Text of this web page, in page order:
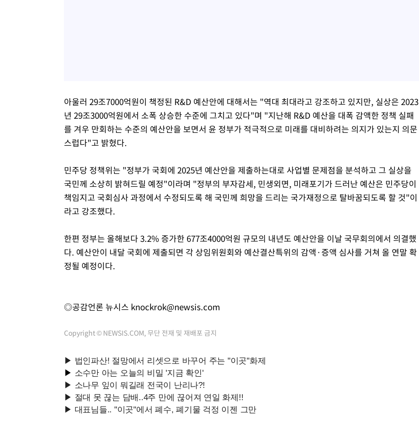
아울러 29조7000억원이 책정된 R&D 예산안에 대해서는 "역대 최대라고 강조하고 있지만, 실상은 2023
년 29조3000억원에서 소폭 상승한 수준에 그치고 있다"며 "지난해 R&D 예산을 대폭 감액한 정책 실패
를 겨우 만회하는 수준의 예산안을 보면서 윤 정부가 적극적으로 미래를 대비하려는 의지가 있는지 의문
스럽다"고 밝혔다.
민주당 정책위는 "정부가 국회에 2025년 예산안을 제출하는대로 사업별 문제점을 분석하고 그 실상을
국민께 소상히 밝혀드릴 예정"이라며 "정부의 부자감세, 민생외면, 미래포기가 드러난 예산은 민주당이
책임지고 국회심사 과정에서 수정되도록 해 국민께 희망을 드리는 국가재정으로 탈바꿈되도록 할 것"이
라고 강조했다.
한편 정부는 올해보다 3.2% 증가한 677조4000억원 규모의 내년도 예산안을 이날 국무회의에서 의결했
다. 예산안이 내달 국회에 제출되면 각 상임위원회와 예산결산특위의 감액·증액 심사를 거쳐 올 연말 확
정될 예정이다.
◎공감언론 뉴시스 knockrok@newsis.com
Copyright © NEWSIS.COM, 무단 전재 및 재배포 금지